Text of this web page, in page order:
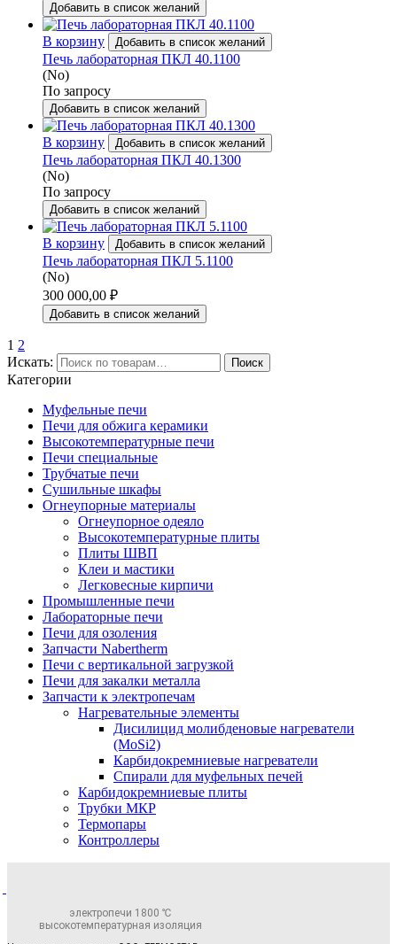
Добавить в список желаний
В корзину Добавить в список желаний
Печь лабораторная ПКЛ 40.1100
(No)
По запросу
Добавить в список желаний
В корзину Добавить в список желаний
Печь лабораторная ПКЛ 40.1300
(No)
По запросу
Добавить в список желаний
В корзину Добавить в список желаний
Печь лабораторная ПКЛ 5.1100
(No)
300 000,00 ₽
Добавить в список желаний
1 2
Искать:
Поиск
Категории
Муфельные печи
Печи для обжига керамики
Высокотемпературные печи
Печи специальные
Трубчатые печи
Сушильные шкафы
Огнеупорные материалы
Огнеупорное одеяло
Высокотемпературные плиты
Плиты ШВП
Клеи и мастики
Легковесные кирпичи
Промышленные печи
Лабораторные печи
Печи для озоления
Запчасти Nabertherm
Печи с вертикальной загрузкой
Печи для закалки металла
Запчасти к электропечам
Нагревательные элементы
Дисилицид молибденовые нагреватели
(MoSi2)
Карбидокремниевые нагреватели
Спирали для муфельных печей
Карбидокремниевые плиты
Трубки МКР
Термопары
Контроллеры
электропечи 1800 ℃
высокотемпературная изоляция